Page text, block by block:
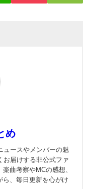
め
ュースやメンバーの魅
お届けする非公式ファ
曲考察やMCの感想、
ら、毎日更新を心がけ